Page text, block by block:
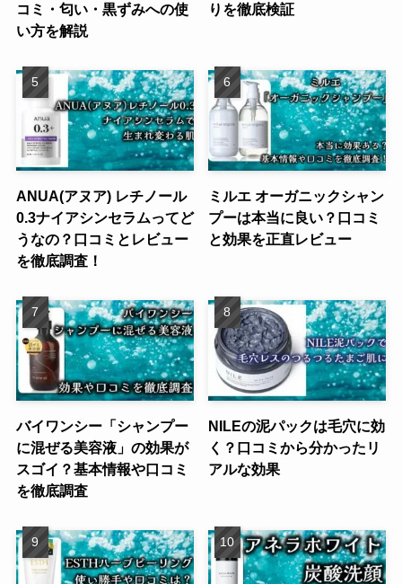
コミ・匂い・黒ずみへの使
い方を解説
りを徹底検証
ANUA(アヌア) レチノール
0.3ナイアシンセラムってど
うなの？口コミとレビュー
を徹底調査！
ミルエ オーガニックシャン
プーは本当に良い？口コミ
と効果を正直レビュー
バイワンシー「シャンプー
に混ぜる美容液」の効果が
スゴイ？基本情報や口コミ
を徹底調査
NILEの泥パックは毛穴に効
く？口コミから分かったリ
アルな効果